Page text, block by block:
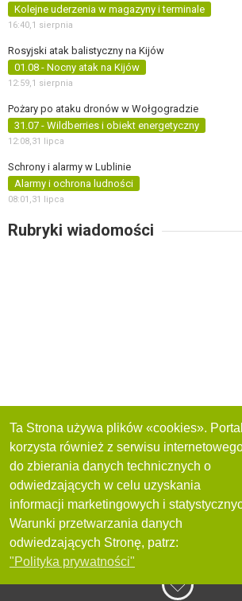
Kolejne uderzenia w magazyny i terminale
16:40,1 sierpnia
Rosyjski atak balistyczny na Kijów
01.08 - Nocny atak na Kijów
12:59,1 sierpnia
Pożary po ataku dronów w Wołgogradzie
31.07 - Wildberries i obiekt energetyczny
12:08,31 lipca
Schrony i alarmy w Lublinie
Alarmy i ochrona ludności
08:01,31 lipca
Rubryki wiadomości
Ta Strona używa plików «cookies». Portal
korzysta również z serwisu
do zbierania danych technicznych o
odwiedzających w celu uzyskania
informacji marketingowych i
Warunki przetwarzania danych
odwiedzających Stronę, patrz:
"Polityka prywatności"